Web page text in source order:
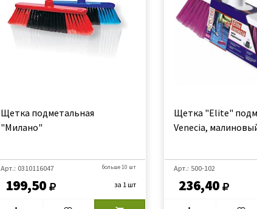
Щетка подметальная
"Милано"
Арт.: 0310116047
199,50
больше 10 шт
за 1 шт
Щетка "Elite"
Venecia,
Арт.: 500-102
236,40